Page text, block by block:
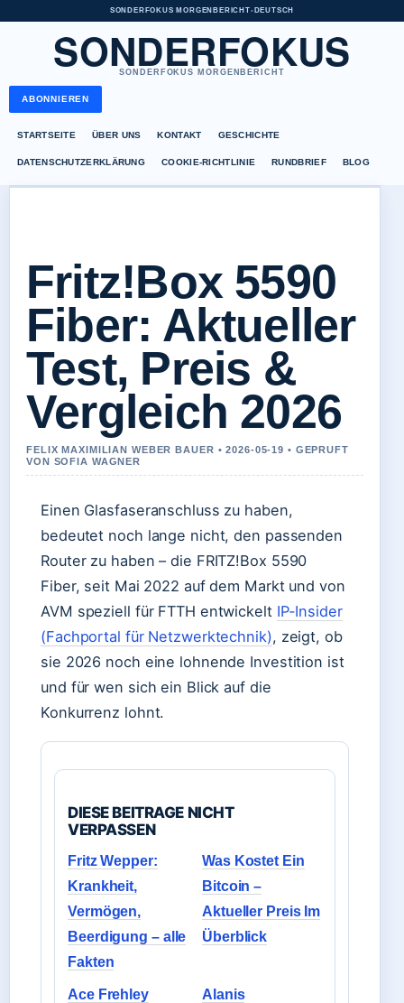
SONDERFOKUS MORGENBERICHT• DEUTSCH
SONDERFOKUS
SONDERFOKUS MORGENBERICHT
ABONNIEREN
STARTSEITE ÜBER UNS KONTAKT GESCHICHTE
DATENSCHUTZERKLÄRUNG COOKIE-RICHTLINIE RUNDBRIEF BLOG
Fritz!Box 5590
Fiber: Aktueller
Test, Preis &
Vergleich 2026
FELIX MAXIMILIAN WEBER BAUER • 2026-05-19 • GEPRUFT
VON SOFIA WAGNER
Einen Glasfaseranschluss zu haben,
bedeutet noch lange nicht, den passenden
Router zu haben – die FRITZ!Box 5590
Fiber, seit Mai 2022 auf dem Markt und von
AVM speziell für FTTH entwickelt IP-Insider
(Fachportal für Netzwerktechnik), zeigt, ob
sie 2026 noch eine lohnende Investition ist
und für wen sich ein Blick auf die
Konkurrenz lohnt.
DIESE BEITRAGE NICHT
VERPASSEN
Fritz Wepper:
Krankheit,
Vermögen,
Beerdigung – alle
Fakten
Was Kostet Ein
Bitcoin –
Aktueller Preis Im
Überblick
Ace Frehley
Alanis